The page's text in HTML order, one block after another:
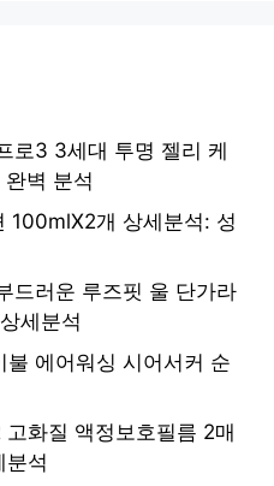
로3 3세대 투명 젤리 케
벽 분석
100mlX2개 상세분석: 성
드러운 루즈핏 울 단가라
세분석
에어워싱 시어서커 순
화질 액정보호필름 2매
석